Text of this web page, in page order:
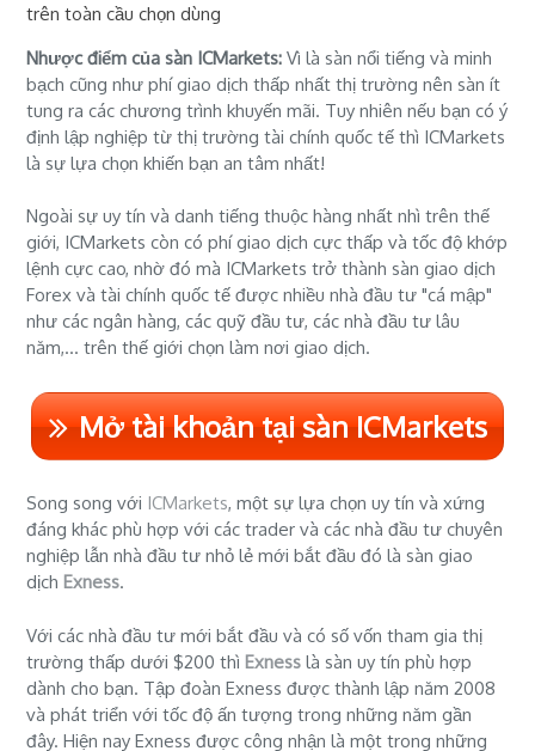
trên toàn cầu chọn dùng
Nhược điểm của sàn ICMarkets: Vì là sàn nổi tiếng và minh
bạch cũng như phí giao dịch thấp nhất thị trường nên sàn ít
tung ra các chương trình khuyến mãi. Tuy nhiên nếu bạn có ý
định lập nghiệp từ thị trường tài chính quốc tế thì ICMarkets
là sự lựa chọn khiến bạn an tâm nhất!
Ngoài sự uy tín và danh tiếng thuộc hàng nhất nhì trên thế
giới, ICMarkets còn có phí giao dịch cực thấp và tốc độ khớp
lệnh cực cao, nhờ đó mà ICMarkets trở thành sàn giao dịch
Forex và tài chính quốc tế được nhiều nhà đầu tư "cá mập"
như các ngân hàng, các quỹ đầu tư, các nhà đầu tư lâu
năm,... trên thế giới chọn làm nơi giao dịch.
Mở tài khoản tại sàn ICMarkets
Song song với ICMarkets, một sự lựa chọn uy tín và xứng
đáng khác phù hợp với các trader và các nhà đầu tư chuyên
nghiệp lẫn nhà đầu tư nhỏ lẻ mới bắt đầu đó là sàn giao
dịch Exness.
Với các nhà đầu tư mới bắt đầu và có số vốn tham gia thị
trường thấp dưới $200 thìExness là sàn uy tín phù hợp
dành cho bạn. Tập đoàn Exness được thành lập năm 2008
và phát triển với tốc độ ấn tượng trong những năm gần
đây. Hiện nay Exness được công nhận là một trong những